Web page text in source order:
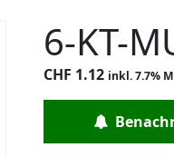
6-KT-
CHF 1.12 inkl. 7.7%